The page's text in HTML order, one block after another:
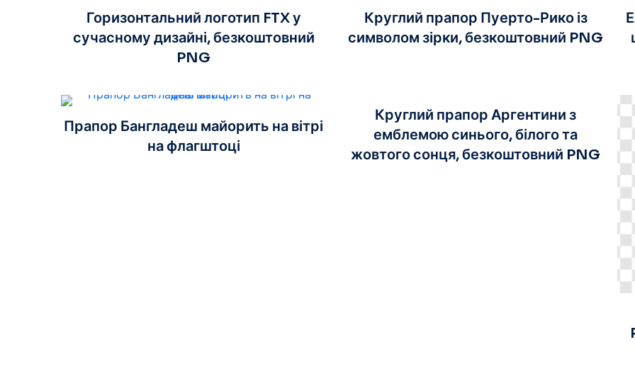
Горизонтальний логотип FTX у
сучасному дизайні, безкоштовний
PNG
Круглий прапор Пуерто-Рико із
символом зірки, безкоштовний PNG
Прапор Бангладеш майорить на вітрі
на флагштоці
Круглий прапор Аргентини з
емблемою синього, білого та
жовтого сонця, безкоштовний PNG